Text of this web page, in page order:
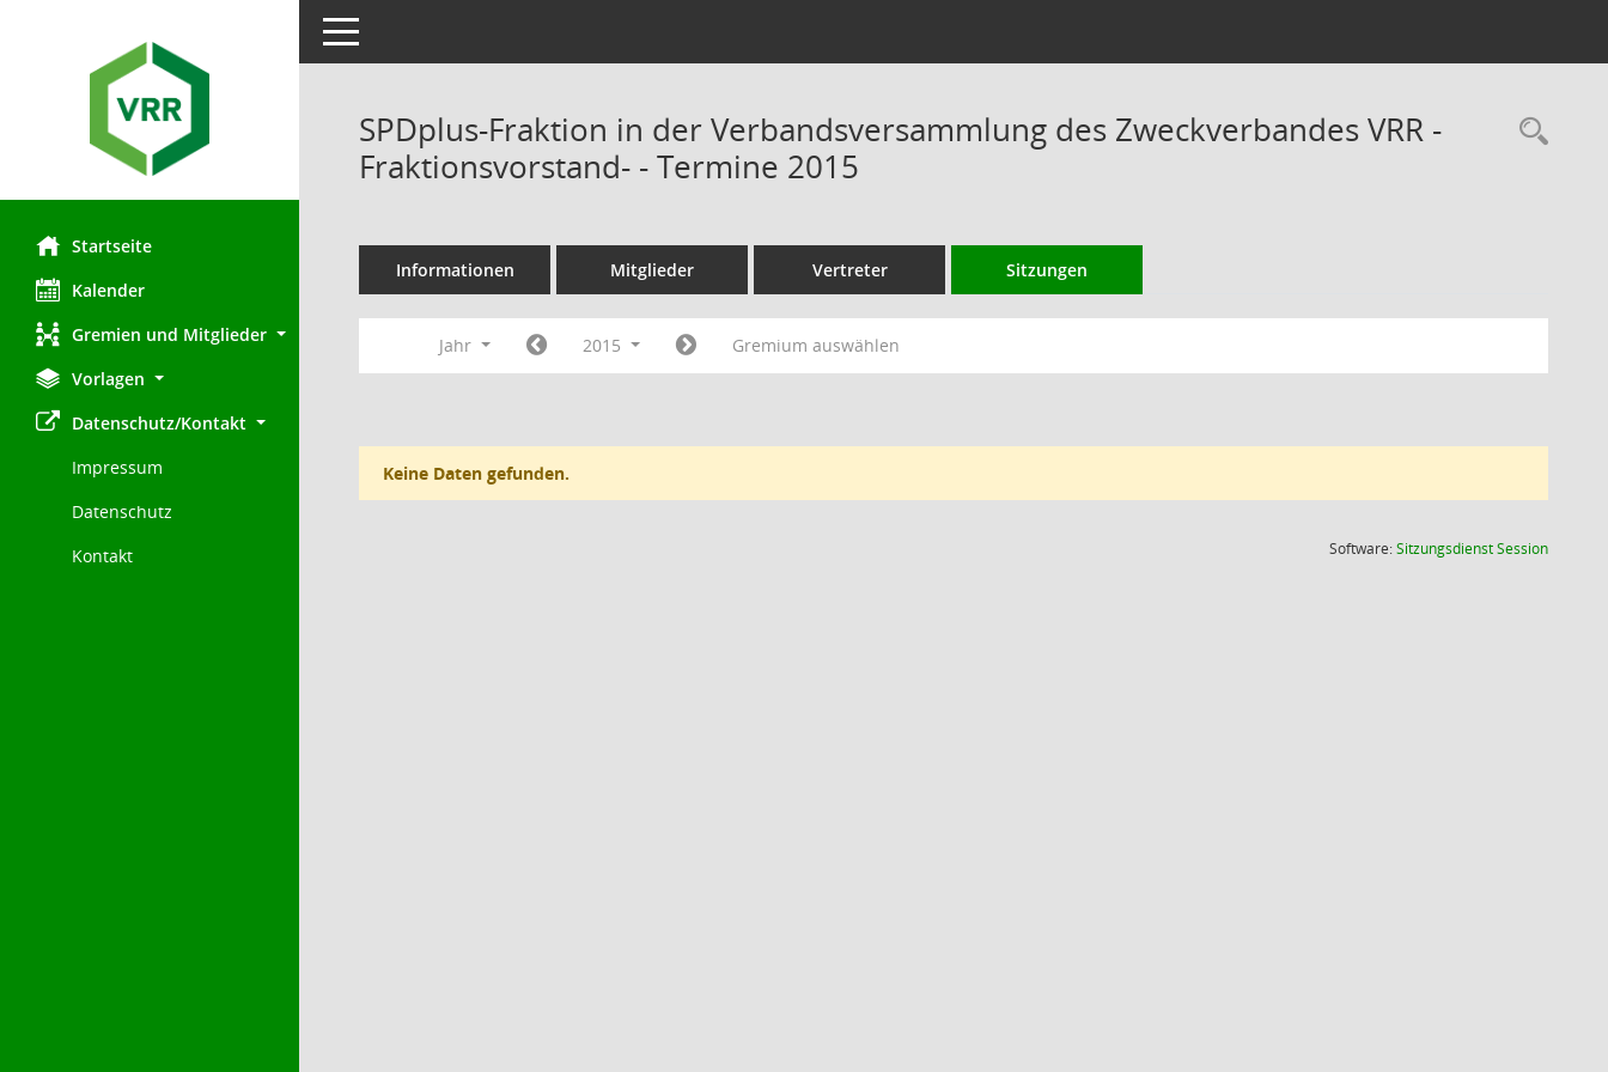
Startseite
Kalender
Gremien und Mitglieder
Vorlagen
Datenschutz/Kontakt
Impressum
Datenschutz
Kontakt
Toggle navigation
SPDplus-Fraktion in der Verbandsversammlung des Zweckverbandes VRR -
Fraktionsvorstand- - Termine 2015
Informationen Mitglieder Vertreter Sitzungen
Jahr 2015 Gremium auswählen
Keine Daten gefunden.
Software:SitzungsdienstSession(Wird in